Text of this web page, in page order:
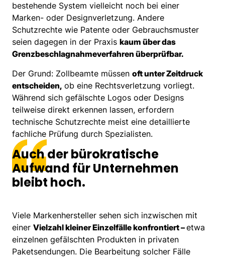
bestehende System vielleicht noch bei einer
Marken- oder Designverletzung. Andere
Schutzrechte wie Patente oder Gebrauchsmuster
seien dagegen in der Praxis kaum über das
Grenzbeschlagnahmeverfahren überprüfbar.
Der Grund: Zollbeamte müssen oft unter Zeitdruck
entscheiden, ob eine Rechtsverletzung vorliegt.
Während sich gefälschte Logos oder Designs
teilweise direkt erkennen lassen, erfordern
technische Schutzrechte meist eine detaillierte
fachliche Prüfung durch Spezialisten.
Auch der bürokratische
Aufwand für Unternehmen
bleibt hoch.
Viele Markenhersteller sehen sich inzwischen mit
einer Vielzahl kleiner Einzelfälle konfrontiert –etwa
einzelnen gefälschten Produkten in privaten
Paketsendungen. Die Bearbeitung solcher Fälle